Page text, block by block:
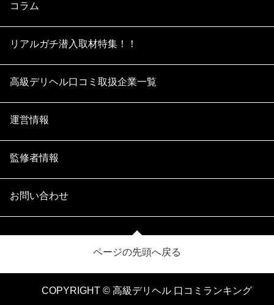
コラム
リアルガチ潜入取材特集！！
高級デリヘル口コミ取扱企業一覧
運営情報
監修者情報
お問い合わせ
ページの先頭へ戻る
COPYRIGHT © 高級デリヘル 口コミランキング